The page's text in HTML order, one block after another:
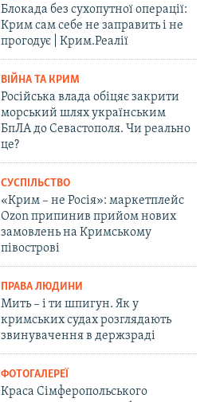
Блокада без сухопутної операції:
Крим сам себе не заправить і не
прогодує | Крим.Реалії
ВІЙНА ТА КРИМ
Російська влада обіцяє закрити
морський шлях українським
БпЛА до Севастополя. Чи реально
це?
СУСПІЛЬСТВО
«Крим – не Росія»: маркетплейс
Ozon припинив прийом нових
замовлень на Кримському
півострові
ПРАВА ЛЮДИНИ
Мить – і ти шпигун. Як у
кримських судах розглядають
звинувачення в держзраді
ФОТОГАЛЕРЕЇ
Краса Сімферопольського